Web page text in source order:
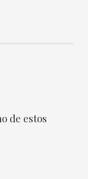
de estos